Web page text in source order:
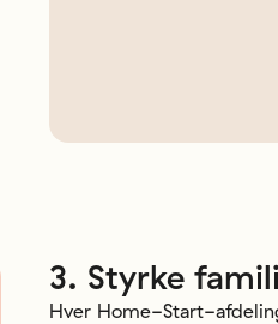
3. Styrke
Hver Home-Start-